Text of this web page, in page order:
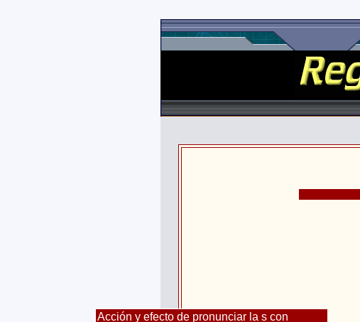
Acción y efecto de pronunciar la s con